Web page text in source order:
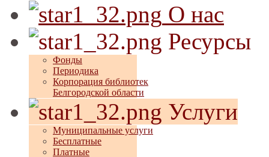
О нас
Ресурсы
Фонды
Периодика
Корпорация библиотек
Белгородской области
Услуги
Муниципальные услуги
Бесплатные
Платные